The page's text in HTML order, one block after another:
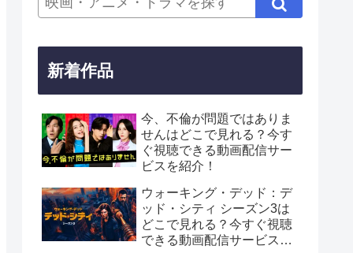
新着作品
今、不倫が問題ではありま
せんはどこで見れる？今す
ぐ視聴できる動画配信サー
ビスを紹介！
ウォーキング・デッド：デ
ッド・シティ シーズン3は
どこで見れる？今すぐ視聴
できる動画配信サービスを